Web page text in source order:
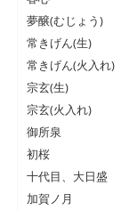
夢醸(むじょう)
常きげん(生)
常きげん(火入れ)
宗玄(生)
宗玄(火入れ)
御所泉
初桜
十代目、大日盛
加賀ノ月